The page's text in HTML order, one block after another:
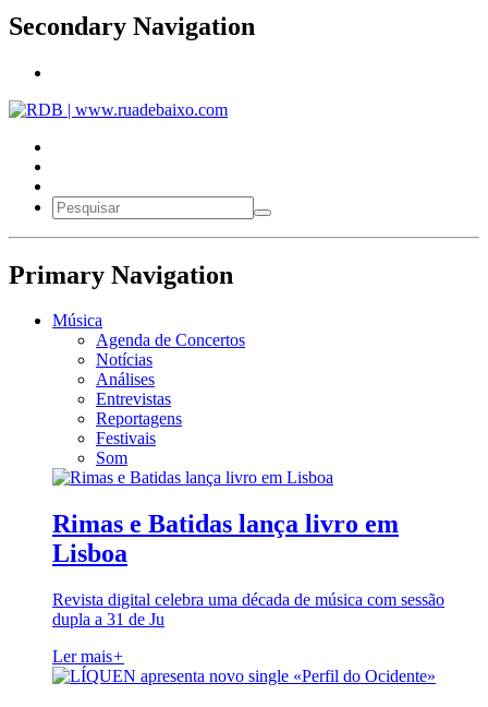
Secondary Navigation
Primary Navigation
Música
Agenda de Concertos
Notícias
Análises
Entrevistas
Reportagens
Festivais
Som
Rimas e Batidas lança livro em
Lisboa
Revista digital celebra uma década de música com sessão
dupla a 31 de Ju
Ler mais+